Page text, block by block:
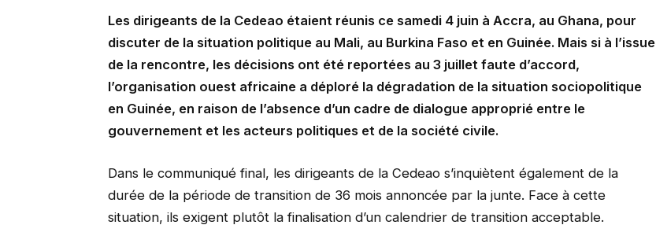
Les dirigeants de la Cedeao étaient réunis ce samedi 4 juin à Accra, au Ghana, pour
discuter de la situation politique au Mali, au Burkina Faso et en Guinée. Mais si à l’issue
de la rencontre, les décisions ont été reportées au 3 juillet faute d’accord,
l’organisation ouest africaine a déploré la dégradation de la situation sociopolitique
en Guinée, en raison de l’absence d’un cadre de dialogue approprié entre le
gouvernement et les acteurs politiques et de la société civile.
Dans le communiqué final, les dirigeants de la Cedeao s’inquiètent également de la
durée de la période de transition de 36 mois annoncée par la junte. Face à cette
situation, ils exigent plutôt la finalisation d’un calendrier de transition acceptable.